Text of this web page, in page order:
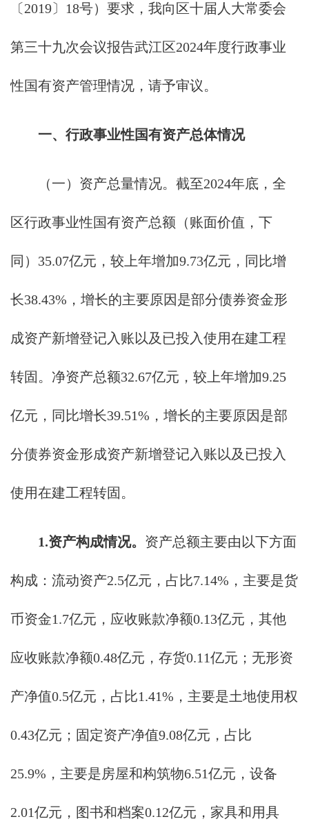
〔2019〕18号）要求，我向区十届人大常委会
第三十九次会议报告武江区2024年度行政事业
性国有资产管理情况，请予审议。
一、行政事业性国有资产总体情况
（一）资产总量情况。截至2024年底，全
区行政事业性国有资产总额（账面价值，下
同）35.07亿元，较上年增加9.73亿元，同比增
长38.43%，增长的主要原因是部分债券资金形
成资产新增登记入账以及已投入使用在建工程
转固。净资产总额32.67亿元，较上年增加9.25
亿元，同比增长39.51%，增长的主要原因是部
分债券资金形成资产新增登记入账以及已投入
使用在建工程转固。
1.资产构成情况。 资产总额主要由以下方面
构成：流动资产2.5亿元，占比7.14%，主要是货
币资金1.7亿元，应收账款净额0.13亿元，其他
应收账款净额0.48亿元，存货0.11亿元；无形资
产净值0.5亿元，占比1.41%，主要是土地使用权
0.43亿元；固定资产净值9.08亿元，占比
25.9%，主要是房屋和构筑物6.51亿元，设备
2.01亿元，图书和档案0.12亿元，家具和用具